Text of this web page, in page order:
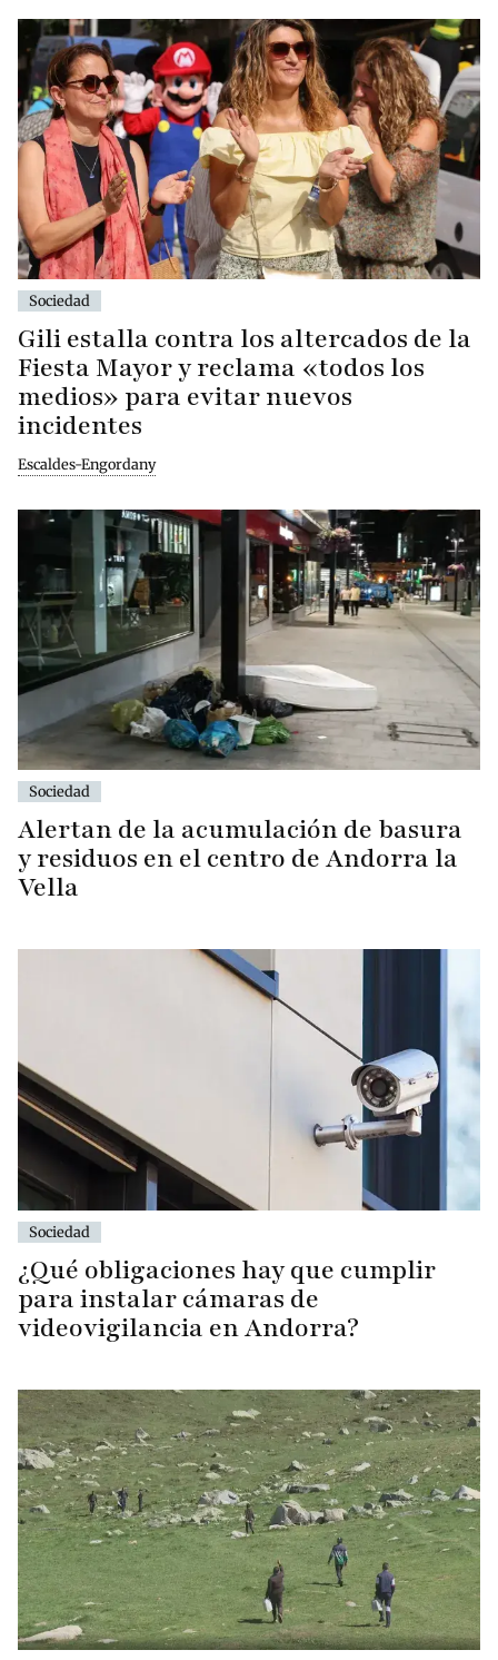
Sociedad
Gili estalla contra los altercados de la
Fiesta Mayor y reclama «todos los
medios» para evitar nuevos
incidentes
Escaldes-Engordany
Sociedad
Alertan de la acumulación de basura
y residuos en el centro de Andorra la
Vella
Sociedad
¿Qué obligaciones hay que cumplir
para instalar cámaras de
videovigilancia en Andorra?